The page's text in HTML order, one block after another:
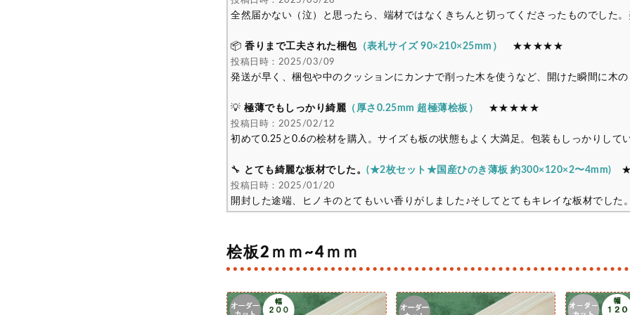
全然届かない（泣）と思ったら、端材ではなくきちんと切ってくださったものでした
📦 香りまで工夫された梱包（表札サイズ 90×210×25mm） ★★★★★
投稿日時：2025/03/09
発送が早く、梱包や中のクッションにカンナで削った木を使うなど、開けた瞬間に木
💡 極薄でもしっかり綺麗 （厚さ0.25mm 超極薄桧板） ★★★★★
投稿日時：2025/02/12
初めて0.25と0.6の桧材を購入。サイズも板の状態もよく大満足。包装もしっかりして
🔧 とても綺麗な板材でした。 (★2枚セット★国産ひのき薄板 約300×120×2〜4mm)
投稿日時：2025/01/20
開封した途端、ヒノキのとてもいい香りがしました♪そしてとてもキレイな板材でした
桧板2ｍｍ~4ｍｍ